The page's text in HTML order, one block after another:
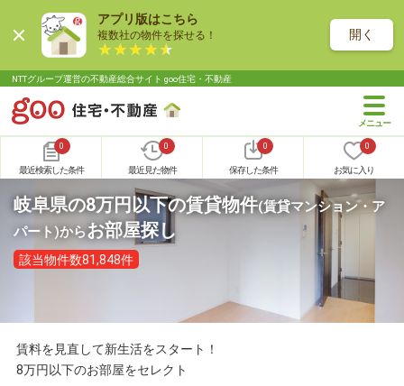
アプリ版はこちら
複数社の物件を探せる！ 開く
NTTグループ運営の不動産総合サイト goo住宅・不動産
0
最近検索した条件
0
最近見た物件
0
保存した条件
0
お気に入り
岐阜県の8万円以下の賃貸物件(賃貸マンション・ア
パート)からお部屋探し
該当物件数81,848件
賃料を見直して新生活をスタート！
8万円以下のお部屋をセレクト